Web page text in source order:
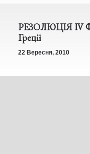
РЕЗОЛЮЦІЯ IV
Греції
22 Вересня, 2010